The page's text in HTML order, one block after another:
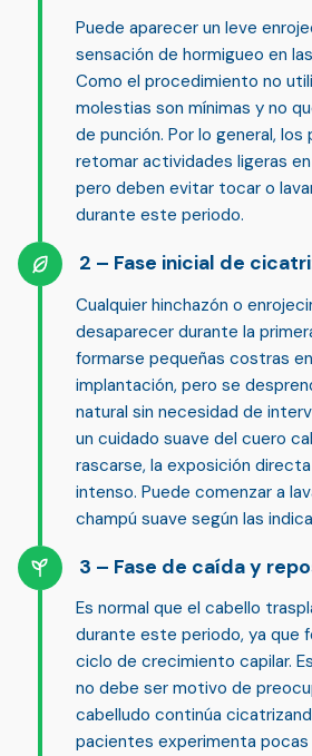
Puede aparecer un leve
sensación de hormigueo en
Como el procedimiento no
molestias son mínimas y no
de punción. Por lo general,
retomar actividades ligeras
pero deben evitar tocar o
durante este periodo.
Fase inicial de
Cualquier hinchazón o
desaparecer durante la
formarse pequeñas costras
implantación, pero se
natural sin necesidad de
un cuidado suave del cuero
rascarse, la exposición
intenso. Puede comenzar a
champú suave según las
Fase de caída y
Es normal que el cabello
durante este periodo, ya que
ciclo de crecimiento capilar.
no debe ser motivo de
cabelludo continúa
pacientes experimenta pocas